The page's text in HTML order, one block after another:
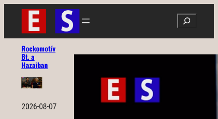
Ugrás
tartalomhoz
Search
Rockomotív
Bt. a
Hazaiban
2026-08-07